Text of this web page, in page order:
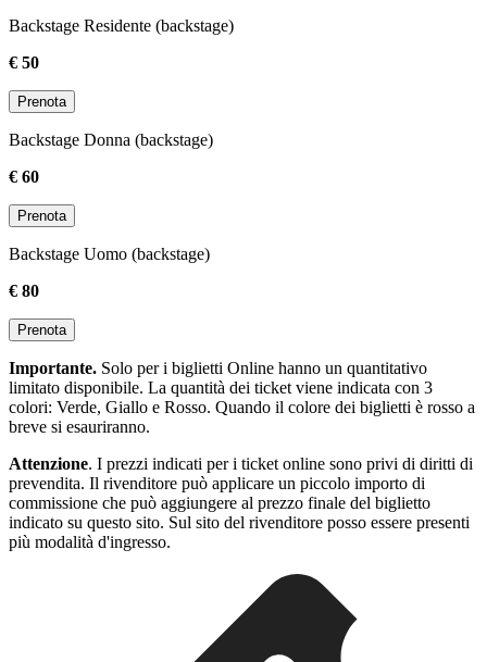
Backstage Residente (backstage)
€ 50
Prenota
Backstage Donna (backstage)
€ 60
Prenota
Backstage Uomo (backstage)
€ 80
Prenota
Importante. Solo per i biglietti Online hanno un quantitativo
limitato disponibile. La quantità dei ticket viene indicata con 3
colori: Verde, Giallo e Rosso. Quando il colore dei biglietti è rosso a
breve si esauriranno.
Attenzione. I prezzi indicati per i ticket online sono privi di diritti di
prevendita. Il rivenditore può applicare un piccolo importo di
commissione che può aggiungere al prezzo finale del biglietto
indicato su questo sito. Sul sito del rivenditore posso essere presenti
più modalità d'ingresso.